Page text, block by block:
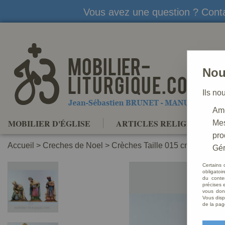
Vous avez une question ?
MOBILIER D'ÉGLISE ARTICLES RELIGIEUX
Accueil > Creches de Noel > Crèches Taille 015 cm
Ils
Certains
du
précises
vous
Vous
de la